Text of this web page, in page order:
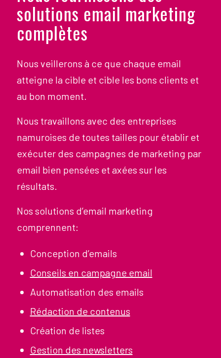
solutions email marketing
complètes
Nous veillerons à ce que chaque email
atteigne la cible et cible les bons clients et
au bon moment.
Nous travaillons avec des entreprises
namuroises de toutes tailles pour établir et
exécuter des campagnes de marketing par
email bien pensées et axées sur les
résultats.
Nos solutions d’email marketing
comprennent:
Conception d’emails
Conseils en campagne email
Automatisation des emails
Rédaction de contenus
Création de listes
Gestion des newsletters